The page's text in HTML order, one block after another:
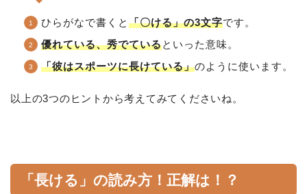
ひらがなで書くと 「〇ける」の3文字です。
優れている、秀でているといった意味。
「彼はスポーツに長けている」のように使います。
以上の3つのヒントから考えてみてくださいね。
「長ける」の読み方！正解は！？